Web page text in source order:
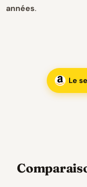
années.
Le